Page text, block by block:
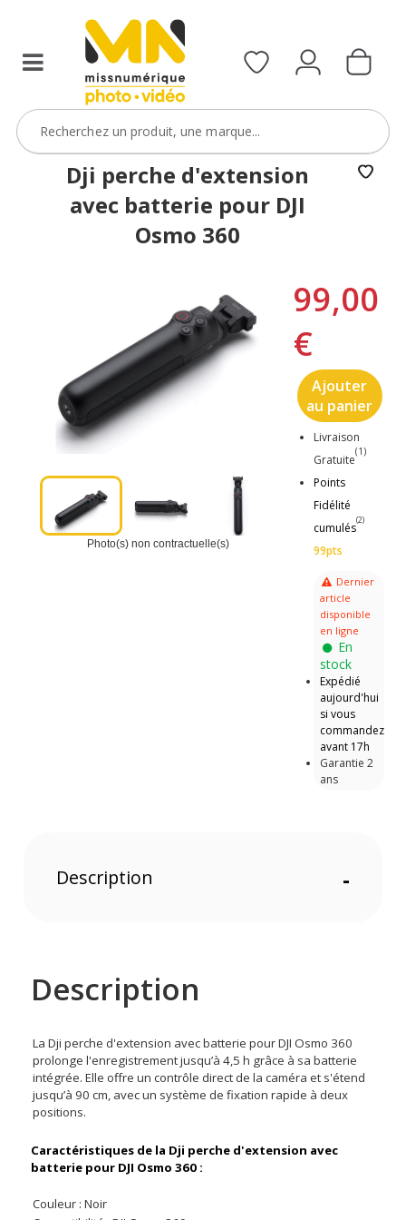
Dji perche d'extension
avec batterie pour DJI
Osmo 360
Photo(s) non contractuelle(s)
99,00
€
Ajouter
au panier
Livraison
Gratuite
(1)
Points
Fidélité
cumulés
(2)
99pts
Dernier
article
disponible
en ligne
En
stock
Expédié
aujourd'hui
si vous
commandez
avant 17h
Garantie 2
ans
Description -
Description
La Dji perche d'extension avec batterie pour DJI Osmo 360
prolonge l'enregistrement jusqu’à 4,5 h grâce à sa batterie
intégrée. Elle offre un contrôle direct de la caméra et s'étend
jusqu’à 90 cm, avec un système de fixation rapide à deux
positions.
Caractéristiques de la Dji perche d'extension avec
batterie pour DJI Osmo 360 :
Couleur : Noir